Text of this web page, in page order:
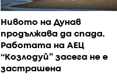
Нивото на Дунав
продължава да спада.
Работата на АЕЦ
“Козлодуй” засега не е
застрашена